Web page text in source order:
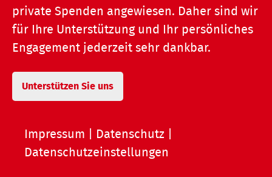
private Spenden angewiesen. Daher sind wir
für Ihre Unterstützung und Ihr persönliches
Engagement jederzeit sehr dankbar.
Unterstützen Sie uns
Impressum Datenschutz
Datenschutzeinstellungen